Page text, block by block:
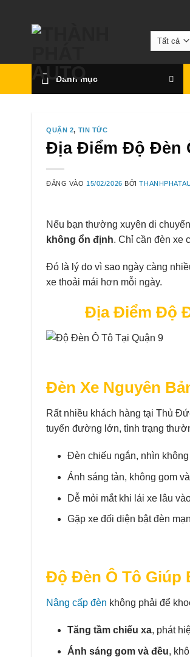
Danh mục
QUẬN 2, TIN TỨC
Địa Điểm Độ Đèn
ĐĂNG VÀO 15/02/2026 BỞI
Nếu bạn thường xuyên di
không ổn định. Chỉ cần đèn xe
Đó là lý do vì sao ngày càng
xe thoải mái hơn mỗi ngày.
Địa Điểm Độ
Đèn Xe Nguyên
Rất nhiều khách hàng tại Thủ
tuyến đường lớn, tình trạng
Đèn chiếu ngắn, nhìn
Ánh sáng tản, không gom
Dễ mỏi mắt khi lái xe lâu
Gặp xe đối diện bật đèn
Độ Đèn Ô Tô Giúp
Nâng cấp đèn không phải để
Tăng tầm chiếu xa, phát
Ánh sáng gom và đều,